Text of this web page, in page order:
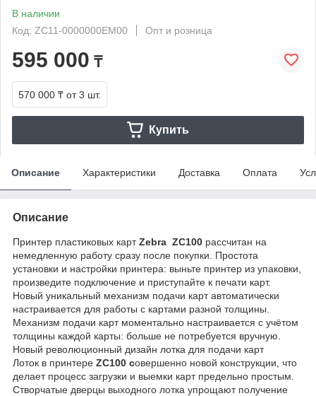
В наличии
Код: ZC11-0000000EM00
Опт и розница
595 000 ₸
570 000 ₸ от 3 шт.
Купить
Описание Характеристики Доставка Оплата
Описание
Принтер пластиковых картZebra ZC100 рассчитан на
немедленную работу сразу после покупки. Простота
установки и настройки принтера: выньте принтер из упаковки,
произведите подключение и приступайте к печати карт.
Новый уникальный механизм подачи карт автоматически
настраивается для работы с картами разной толщины.
Механизм подачи карт моментально настраивается с учётом
толщины каждой карты: больше не потребуется вручную.
Новый революционный дизайн лотка для подачи карт
Лоток в принтере ZC100 совершенно новой конструкции, что
делает процесс загрузки и выемки карт предельно простым.
Створчатые дверцы выходного лотка упрощают получение